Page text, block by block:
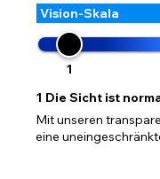
Vision-Skala
1
1 Die Sicht ist
Mit unseren
eine